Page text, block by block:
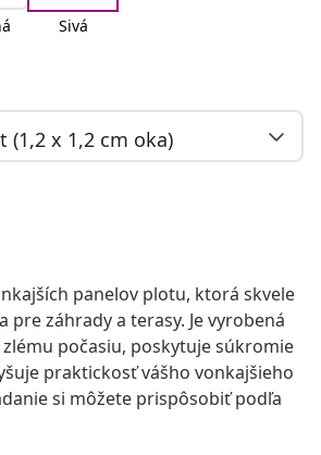
Sivá
(1,2 x 1,2 cm oka)
panelov plotu, ktorá skvele
pre záhrady a terasy. Je vyrobená
počasiu, poskytuje súkromie
praktickosť vášho vonkajšieho
si môžete prispôsobiť podľa